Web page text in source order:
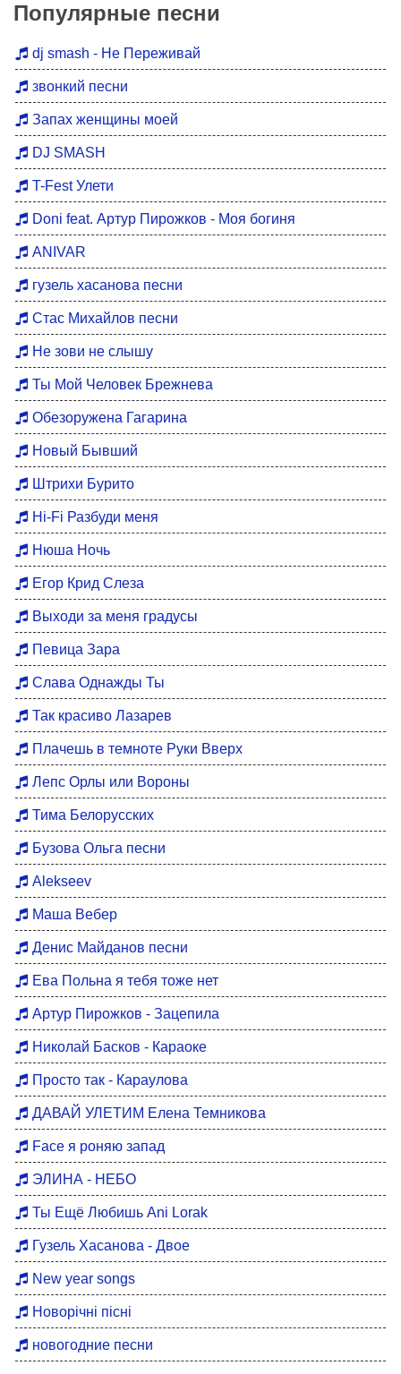
Лезгинка
Инструментальная музыка
Песни про любовь
Дискотека 90
Хиты 80
Восточные хиты
Мотивация для тренировок
DFM Remix
Популярные песни
dj smash - Не Переживай
звонкий песни
Запах женщины моей
DJ SMASH
T-Fest Улети
Doni feat. Артур Пирожков - Моя богиня
ANIVAR
гузель хасанова песни
Стас Михайлов песни
Не зови не слышу
Ты Мой Человек Брежнева
Обезоружена Гагарина
Новый Бывший
Штрихи Бурито
Hi-Fi Разбуди меня
Нюша Ночь
Егор Крид Слеза
Выходи за меня градусы
Певица Зара
Слава Однажды Ты
Так красиво Лазарев
Плачешь в темноте Руки Вверх
Лепс Орлы или Вороны
Тима Белорусских
Бузова Ольга песни
Alekseev
Маша Вебер
Денис Майданов песни
Ева Польна я тебя тоже нет
Артур Пирожков - Зацепила
Николай Басков - Караоке
Просто так - Караулова
ДАВАЙ УЛЕТИМ Елена Темникова
Face я роняю запад
ЭЛИНА - НЕБО
Ты Ещё Любишь Ani Lorak
Гузель Хасанова - Двое
New year songs
Новорічні пісні
новогодние песни